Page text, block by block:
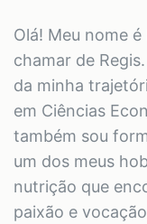
Olá! Meu nome
chamar de
da minha
em Ciências
também sou
um dos meus
nutrição que
paixão e